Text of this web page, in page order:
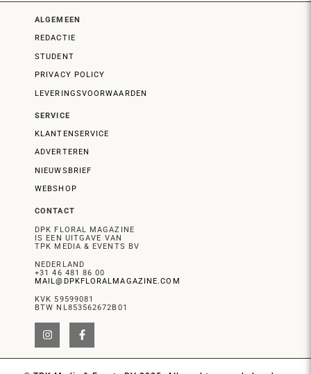
ALGEMEEN
REDACTIE
STUDENT
PRIVACY POLICY
LEVERINGSVOORWAARDEN
SERVICE
KLANTENSERVICE
ADVERTEREN
NIEUWSBRIEF
WEBSHOP
CONTACT
DPK FLORAL MAGAZINE
IS EEN UITGAVE VAN
TPK MEDIA & EVENTS BV
NEDERLAND
+31 46 481 86 00
MAIL@DPKFLORALMAGAZINE.COM
KVK 59599081
BTW NL853562672B01